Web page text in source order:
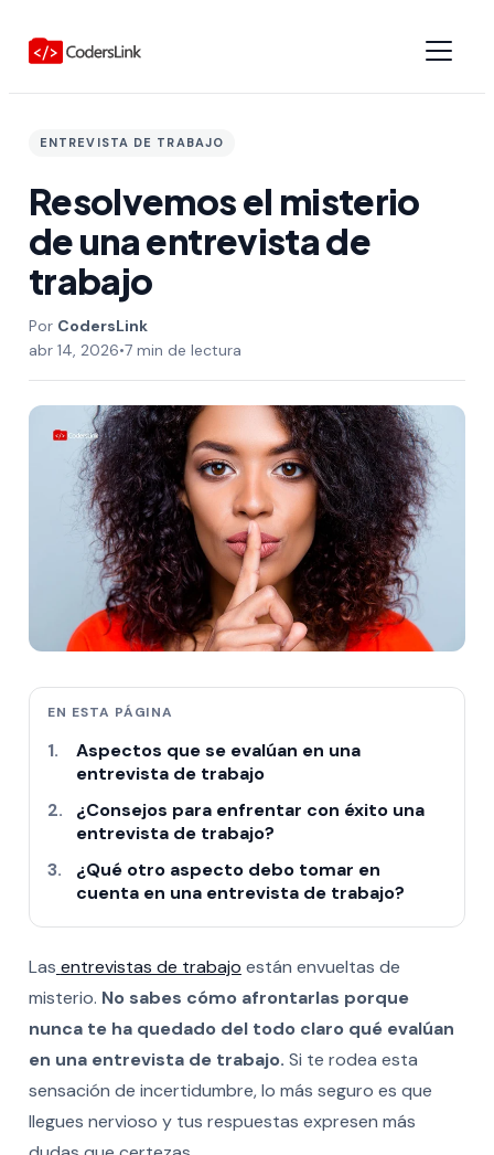
ENTREVISTA DE TRABAJO
Resolvemos el misterio
de una entrevista de
trabajo
CodersLink
abr 14, 2026•7 min de lectura
EN ESTA PÁGINA
Aspectos que se evalúan en una
entrevista de trabajo
¿Consejos para enfrentar con éxito una
entrevista de trabajo?
¿Qué otro aspecto debo tomar en
cuenta en una entrevista de trabajo?
Las entrevistas de trabajo están envueltas de
misterio. No sabes cómo afrontarlas porque
nunca te ha quedado del todo claro qué evalúan
en una entrevista de trabajo. Si te rodea esta
sensación de incertidumbre, lo más seguro es que
llegues nervioso y tus respuestas expresen más